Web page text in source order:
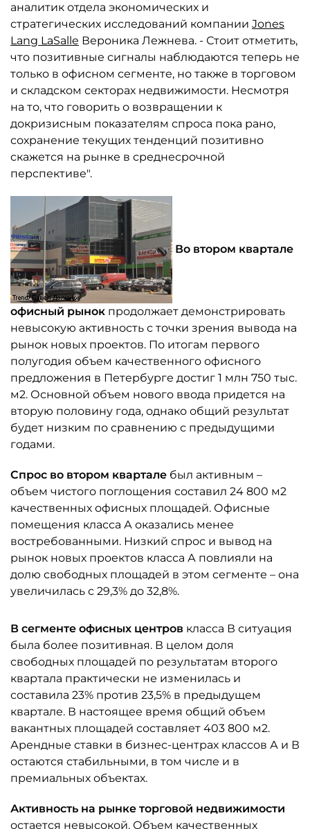
аналитик отдела экономических и
стратегических исследований компании Jones
Lang LaSalle Вероника Лежнева. - Стоит отметить,
что позитивные сигналы наблюдаются теперь не
только в офисном сегменте, но также в торговом
и складском секторах недвижимости. Несмотря
на то, что говорить о возвращении к
докризисным показателям спроса пока рано,
сохранение текущих тенденций позитивно
скажется на рынке в среднесрочной
перспективе".
Во втором квартале
офисный рынок продолжает демонстрировать
невысокую активность с точки зрения вывода на
рынок новых проектов. По итогам первого
полугодия объем качественного офисного
предложения в Петербурге достиг 1 млн 750 тыс.
м2. Основной объем нового ввода придется на
вторую половину года, однако общий результат
будет низким по сравнению с предыдущими
годами.
Спрос во втором квартале был активным –
объем чистого поглощения составил 24 800 м2
качественных офисных площадей. Офисные
помещения класса А оказались менее
востребованными. Низкий спрос и вывод на
рынок новых проектов класса А повлияли на
долю свободных площадей в этом сегменте – она
увеличилась с 29,3% до 32,8%.
В сегменте офисных центров класса В ситуация
была более позитивная. В целом доля
свободных площадей по результатам второго
квартала практически не изменилась и
составила 23% против 23,5% в предыдущем
квартале. В настоящее время общий объем
вакантных площадей составляет 403 800 м2.
Арендные ставки в бизнес-центрах классов А и В
остаются стабильными, в том числе и в
премиальных объектах.
Активность на рынке торговой недвижимости
остается невысокой. Объем качественных